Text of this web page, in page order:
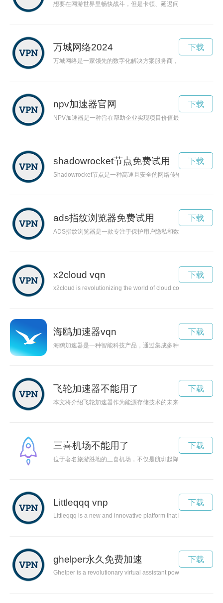
想要在网游世界里畅快战斗，但是卡顿、延迟问题困扰着你？
万城网络2024
万城网络是一家领先的数字化解决方案服务商，为各行业客户
下载
npv加速器官网
NPV加速器是一种旨在帮助企业实现项目价值最大化的工具，
下载
shadowrocket节点免费试用
Shadowrocket节点是一种高速且安全的网络传输方式，可以帮
下载
ads指纹浏览器免费试用
ADS指纹浏览器是一款专注于保护用户隐私和数据安全的浏览
下载
x2cloud vqn
x2cloud is revolutionizing the world of cloud computing with
下载
海鸥加速器vqn
海鸥加速器是一种智能科技产品，通过集成多种科技应用，实
下载
飞轮加速器不能用了
本文将介绍飞轮加速器作为能源存储技术的未来之路，探讨其
下载
三喜机场不能用了
位于著名旅游胜地的三喜机场，不仅是航班起降的地方，更是
下载
Littleqqq vnp
Littleqqq is a new and innovative platform that is
下载
ghelper永久免费加速
Ghelper is a revolutionary virtual assistant powered by AI
下载